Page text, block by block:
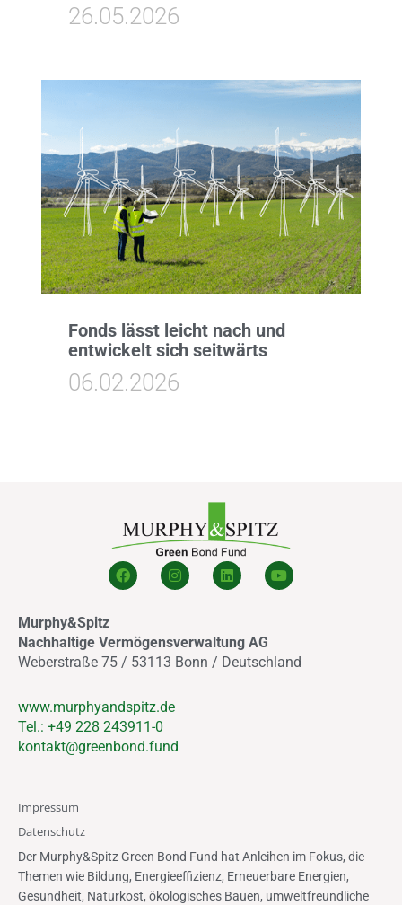
26.05.2026
Fonds lässt leicht nach und
entwickelt sich seitwärts
06.02.2026
F
a
c
o
o
k
I
n
s
g
r
a
L
i
n
d
i
n
Y
o
u
Murphy&Spitz
Nachhaltige Vermögensverwaltung AG
Weberstraße 75 / 53113 Bonn / Deutschland
www.murphyandspitz.de
Tel.: +49 228 243911-0
kontakt@greenbond.fund
Impressum
Datenschutz
Der Murphy&Spitz Green Bond Fund hat Anleihen im Fokus, die
Themen wie Bildung, Energieeffizienz, Erneuerbare Energien,
Gesundheit, Naturkost, ökologisches Bauen, umweltfreundliche